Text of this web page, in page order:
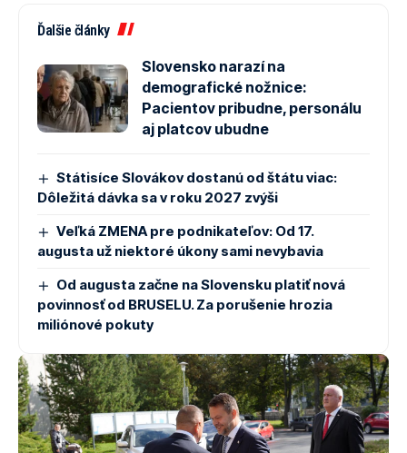
Ďalšie články
Slovensko narazí na
demografické nožnice:
Pacientov pribudne, personálu
aj platcov ubudne
Státisíce Slovákov dostanú od štátu viac:
Dôležitá dávka sa v roku 2027 zvýši
Veľká ZMENA pre podnikateľov: Od 17.
augusta už niektoré úkony sami nevybavia
Od augusta začne na Slovensku platiť nová
povinnosť od BRUSELU. Za porušenie hrozia
miliónové pokuty